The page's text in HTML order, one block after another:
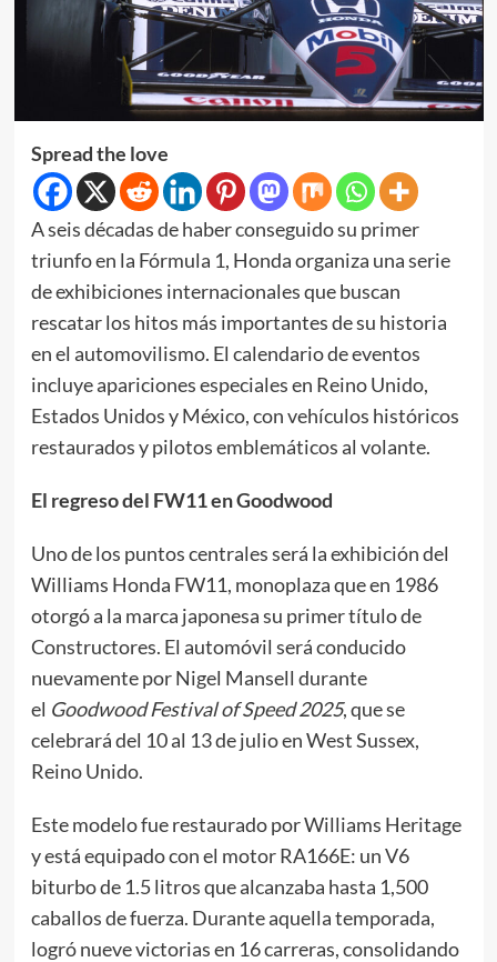
Spread the love
A seis décadas de haber conseguido su primer
triunfo en la Fórmula 1, Honda organiza una serie
de exhibiciones internacionales que buscan
rescatar los hitos más importantes de su historia
en el automovilismo. El calendario de eventos
incluye apariciones especiales en Reino Unido,
Estados Unidos y México, con vehículos históricos
restaurados y pilotos emblemáticos al volante.
El regreso del FW11 en Goodwood
Uno de los puntos centrales será la exhibición del
Williams Honda FW11, monoplaza que en 1986
otorgó a la marca japonesa su primer título de
Constructores. El automóvil será conducido
nuevamente por Nigel Mansell durante
el Goodwood Festival of Speed 2025, que se
celebrará del 10 al 13 de julio en West Sussex,
Reino Unido.
Este modelo fue restaurado por Williams Heritage
y está equipado con el motor RA166E: un V6
biturbo de 1.5 litros que alcanzaba hasta 1,500
caballos de fuerza. Durante aquella temporada,
logró nueve victorias en 16 carreras, consolidando